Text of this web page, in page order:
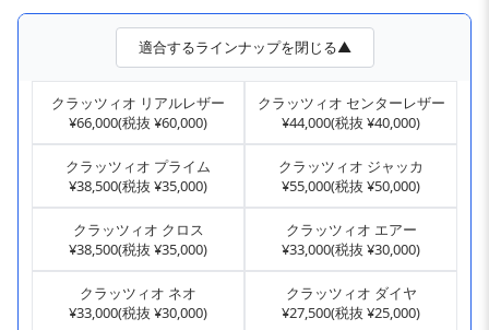
適合するラインナップを閉じる▲
クラッツィオ リアルレザー
¥66,000(税抜 ¥60,000)
クラッツィオ センターレザー
¥44,000(税抜 ¥40,000)
クラッツィオ プライム
¥38,500(税抜 ¥35,000)
クラッツィオ ジャッカ
¥55,000(税抜 ¥50,000)
クラッツィオ クロス
¥38,500(税抜 ¥35,000)
クラッツィオ エアー
¥33,000(税抜 ¥30,000)
クラッツィオ ネオ
¥33,000(税抜 ¥30,000)
クラッツィオ ダイヤ
¥27,500(税抜 ¥25,000)